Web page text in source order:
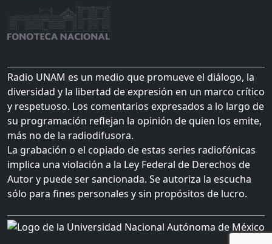
Radio UNAM es un medio que promueve el diálogo, la
diversidad y la libertad de expresión en un marco crítico
y respetuoso. Los comentarios expresados a lo largo de
su programación reflejan la opinión de quien los emite,
más no de la radiodifusora.
La grabación o el copiado de estas series radiofónicas
implica una violación a la Ley Federal de Derechos de
Autor y puede ser sancionada. Se autoriza la escucha
sólo para fines personales y sin propósitos de lucro.